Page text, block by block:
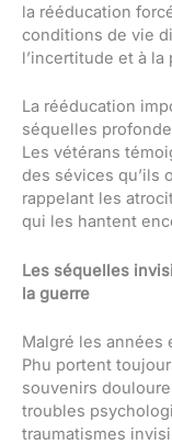
la rééducation
conditions de vie
l’incertitude et à la
La rééducation
séquelles
Les vétérans
des sévices qu’ils
rappelant les
qui les hantent
Les séquelles
la guerre
Malgré les années
Phu portent
souvenirs
troubles
traumatismes